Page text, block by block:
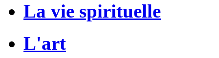
La vie spirituelle
L'art